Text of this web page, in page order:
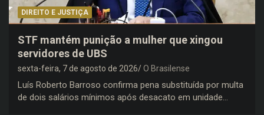
DIREITO E JUSTIÇA
STF mantém punição a mulher que xingou
servidores de UBS
sexta-feira, 7 de agosto de 2026 O Brasilense
Luís Roberto Barroso confirma pena substituída por multa
de dois salários mínimos após desacato em unidade…